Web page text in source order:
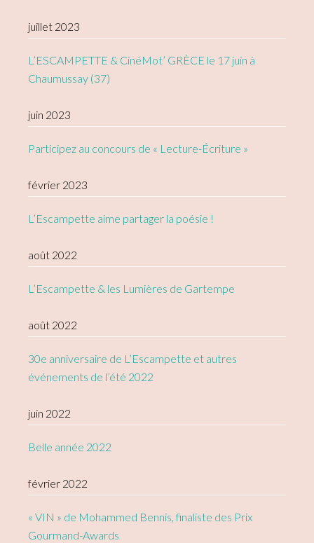
juillet 2023
L’ESCAMPETTE & CinéMot’ GRÈCE le 17 juin à
Chaumussay (37)
juin 2023
Participez au concours de « Lecture-Écriture »
février 2023
L’Escampette aime partager la poésie !
août 2022
L’Escampette & les Lumières de Gartempe
août 2022
30e anniversaire de L’Escampette et autres
événements de l’été 2022
juin 2022
Belle année 2022
février 2022
« VIN » de Mohammed Bennis, finaliste des Prix
Gourmand-Awards